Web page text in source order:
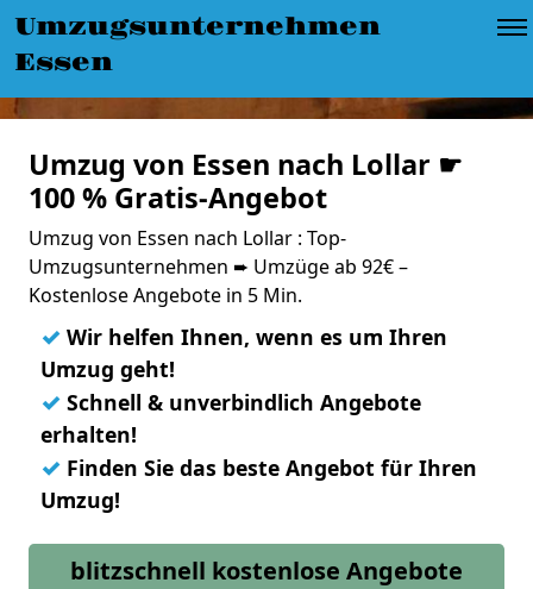
Umzugsunternehmen
Essen
Umzug von Essen nach Lollar ☛
100 % Gratis-Angebot
Umzug von Essen nach Lollar : Top-
Umzugsunternehmen ➨ Umzüge ab 92€ –
Kostenlose Angebote in 5 Min.
✓ Wir helfen Ihnen, wenn es um Ihren
Umzug geht!
✓ Schnell & unverbindlich Angebote
erhalten!
✓ Finden Sie das beste Angebot für Ihren
Umzug!
blitzschnell kostenlose Angebote